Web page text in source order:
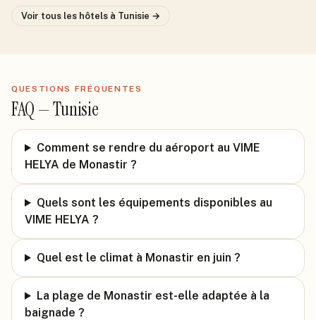
Voir tous les hôtels à Tunisie →
QUESTIONS FRÉQUENTES
FAQ —Tunisie
Comment se rendre du aéroport au VIME
HELYA de Monastir ?
Quels sont les équipements disponibles au
VIME HELYA ?
Quel est le climat à Monastir en juin ?
La plage de Monastir est-elle adaptée à la
baignade ?